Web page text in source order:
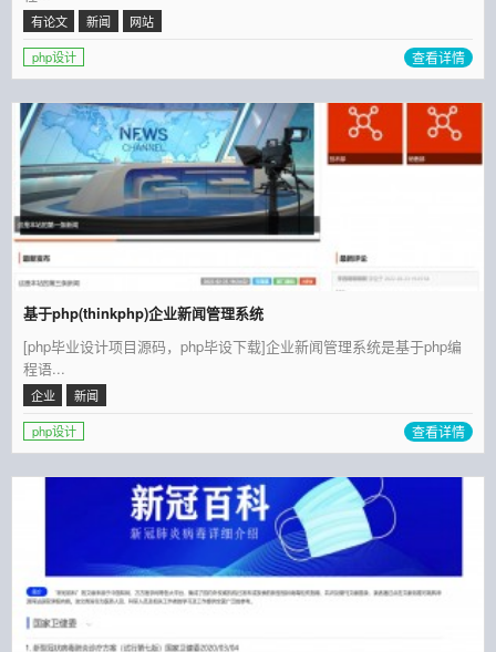
有论文 新闻 网站
php设计 查看详情
基于php(thinkphp)企业新闻管理系统
[php毕业设计项目源码，php毕设下载]企业新闻管理系统是基于php编
程语...
企业 新闻
php设计 查看详情